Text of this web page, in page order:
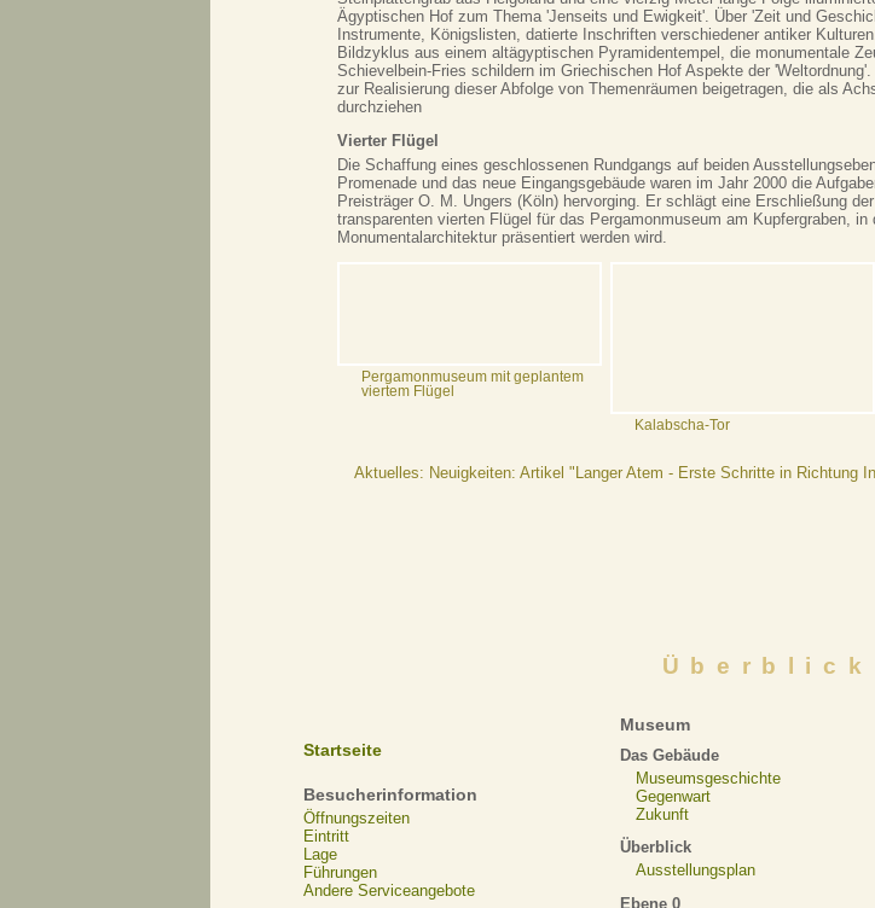
Ägyptischen Hof zum Thema 'Jenseits und Ewigkeit'. Über 'Zeit und
Instrumente, Königslisten, datierte Inschriften verschiedener antiker
Bildzyklus aus einem altägyptischen Pyramidentempel, die monumentale
Schievelbein-Fries schildern im Griechischen Hof Aspekte der
zur Realisierung dieser Abfolge von Themenräumen beigetragen, die als
durchziehen
Vierter Flügel
Die Schaffung eines geschlossenen Rundgangs auf beiden
Promenade und das neue Eingangsgebäude waren im Jahr 2000 die
Preisträger O. M. Ungers (Köln) hervorging. Er schlägt eine Erschließung
transparenten vierten Flügel für das Pergamonmuseum am Kupfergraben,
Monumentalarchitektur präsentiert werden wird.
Pergamonmuseum mit geplantem
viertem Flügel
Kalabscha-Tor
Aktuelles: Neuigkeiten: Artikel "Langer Atem - Erste Schritte in Richtung
Überblick
Startseite
Besucherinformation
Öffnungszeiten
Eintritt
Lage
Führungen
Andere Serviceangebote
Museum
Das Gebäude
Museumsgeschichte
Gegenwart
Zukunft
Überblick
Ausstellungsplan
Ebene 0